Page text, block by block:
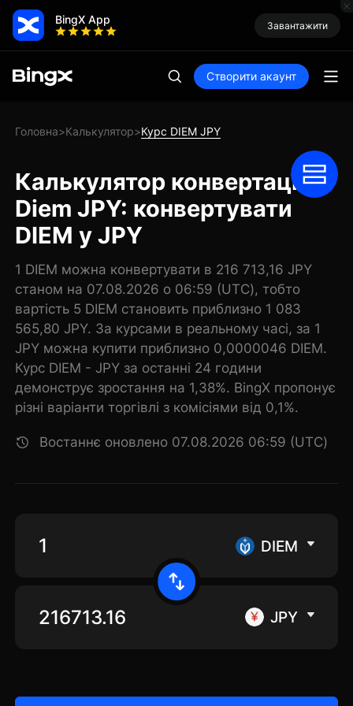
BingX App Завантажити
Створити акаунт
Головна>Калькулятор>Курс DIEM JPY
Калькулятор конвертації
Diem JPY: конвертувати
DIEM у JPY
1 DIEM можна конвертувати в 216 713,16 JPY
станом на 07.08.2026 о 06:59 (UTC), тобто
вартість 5 DIEM становить приблизно 1 083
565,80 JPY. За курсами в реальному часі, за 1
JPY можна купити приблизно 0,0000046 DIEM.
Курс DIEM - JPY за останні 24 години
демонструє зростання на 1,38%. BingX пропонує
різні варіанти торгівлі з комісіями від 0,1%.
Востаннє оновлено 07.08.2026 06:59 (UTC)
DIEM
JPY